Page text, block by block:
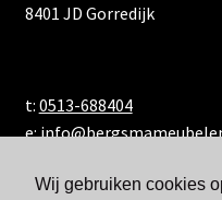
Wij gebruiken cookies
8401 JD Gorredijk
t: 0513-688404
e: